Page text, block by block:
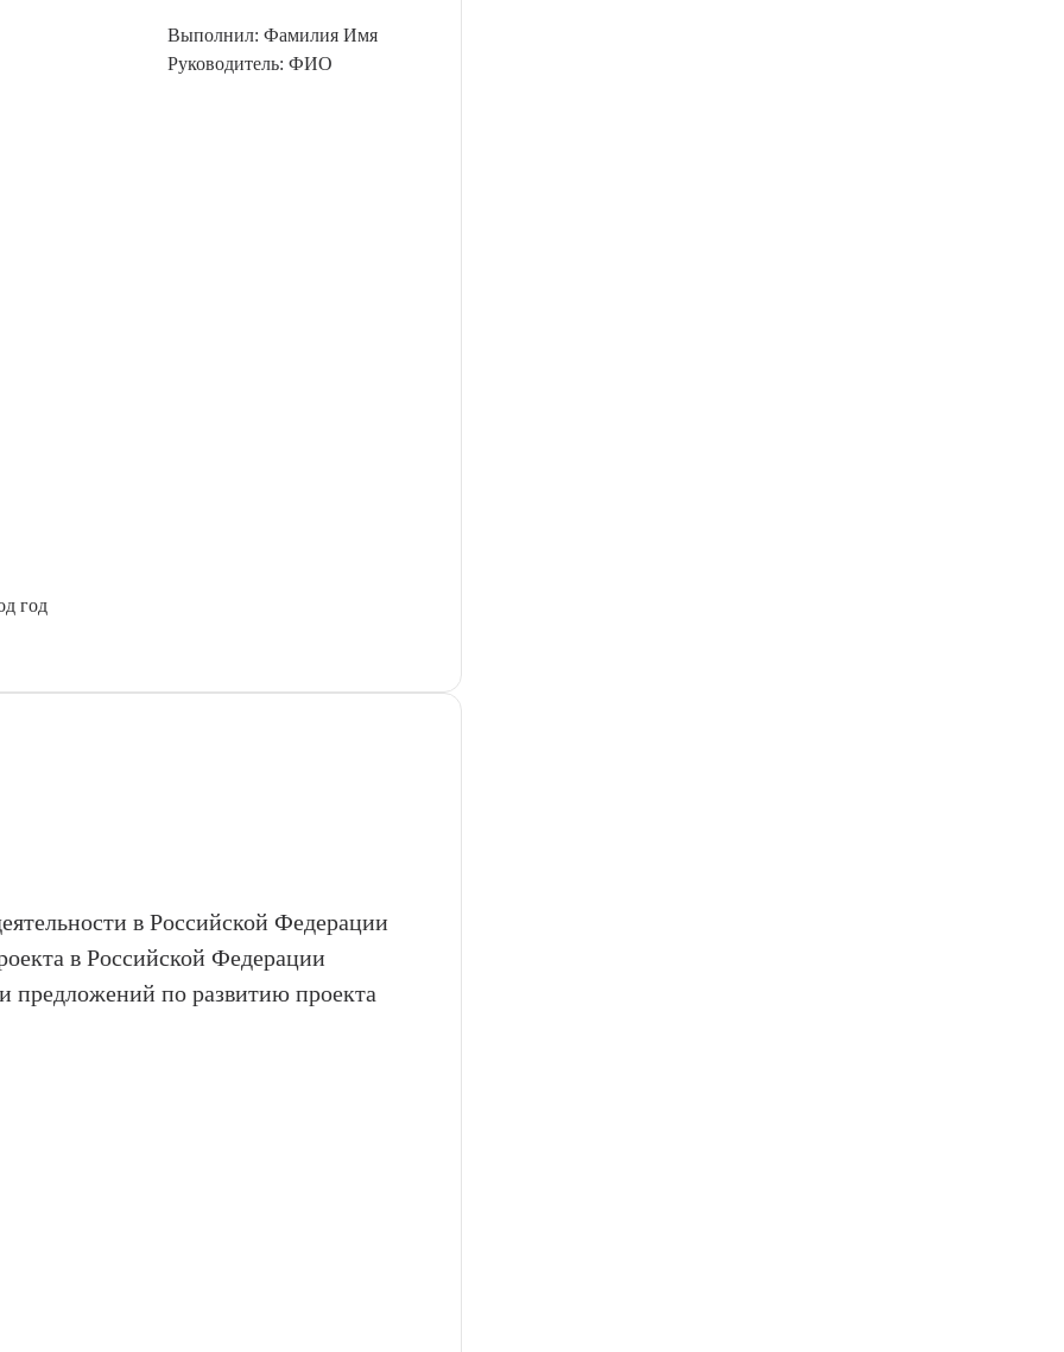
Выполнил: Фамилия Имя
Руководитель: ФИО
год
в Российской Федерации
в Российской Федерации
предложений по развитию проекта